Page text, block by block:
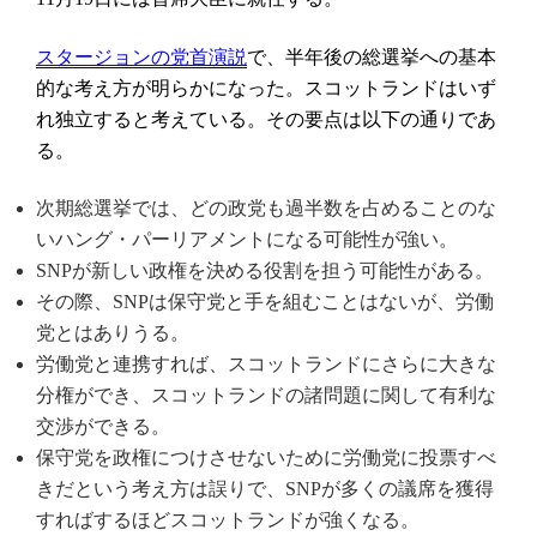
スタージョンの党首演説で、半年後の総選挙への基本
的な考え方が明らかになった。スコットランドはいず
れ独立すると考えている。その要点は以下の通りであ
る。
次期総選挙では、どの政党も過半数を占めることのな
いハング・パーリアメントになる可能性が強い。
SNPが新しい政権を決める役割を担う可能性がある。
その際、
SNPは保守党と手を組むことはないが、労働
党とはありうる。
労働党と連携すれば、スコットランドにさらに大きな
分権ができ、スコットランドの諸問題に関して有利な
交渉ができる。
保守党を政権につけさせないために労働党に投票すべ
きだという考え方は誤りで、
SNPが多くの議席を獲得
すればするほどスコットランドが強くなる。